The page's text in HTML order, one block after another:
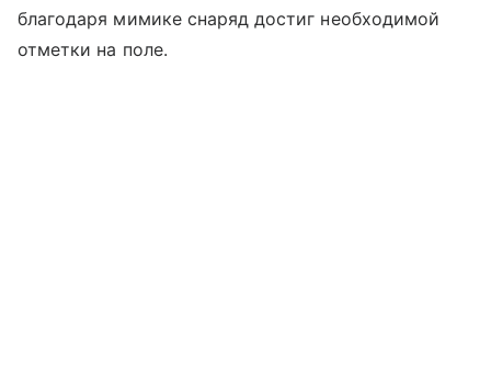
благодаря мимике снаряд достиг необходимой
отметки на поле.